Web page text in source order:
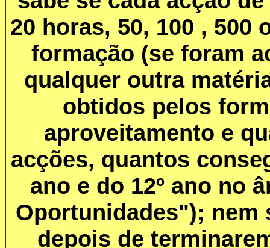
20 horas, 50, 100 , 500
formação (se foram
qualquer outra
obtidos pelos
aproveitamento e
acções, quantos
ano e do 12º ano no
Oportunidades"); nem
depois de